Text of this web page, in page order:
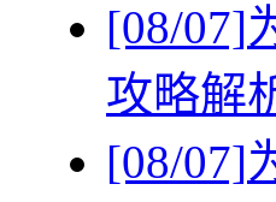
[08/07]
攻略解
[08/07]